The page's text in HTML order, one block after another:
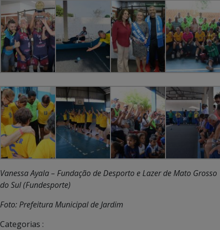
Vanessa Ayala – Fundação de Desporto e Lazer de Mato Grosso
do Sul (Fundesporte)
Foto: Prefeitura Municipal de Jardim
Categorias :